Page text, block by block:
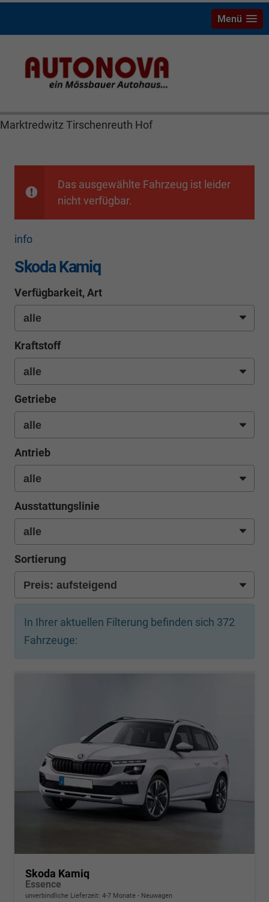
Skoda Kamiq Bayreuth Nützel Mössbauer Autonova
Brucker Räthel MGS Autohaus günstig Finanzierung
Marktredwitz Tirschenreuth Hof
Menü
Das ausgewählte Fahrzeug ist leider
nicht verfügbar.
info
Skoda Kamiq
Verfügbarkeit, Art
Kraftstoff
Getriebe
Antrieb
Ausstattungslinie
Sortierung
In Ihrer aktuellen Filterung befinden sich 372
Fahrzeuge:
Skoda Kamiq
Essence
unverbindliche Lieferzeit: 4-7 Monate Neuwagen